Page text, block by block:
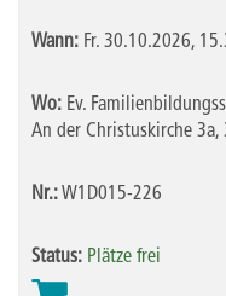
Wann: Fr. 30.10.2026,
Wo: Ev.
An der Christuskirche 3a,
Nr.:W1D015-226
Status: Plätze frei